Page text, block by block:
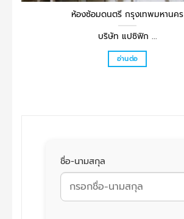
ห้องซ้อมดนตรี กรุงเทพมหานคร
บริษัท แปซิฟิก ...
อ่านต่อ
ชื่อ-นามสกุล